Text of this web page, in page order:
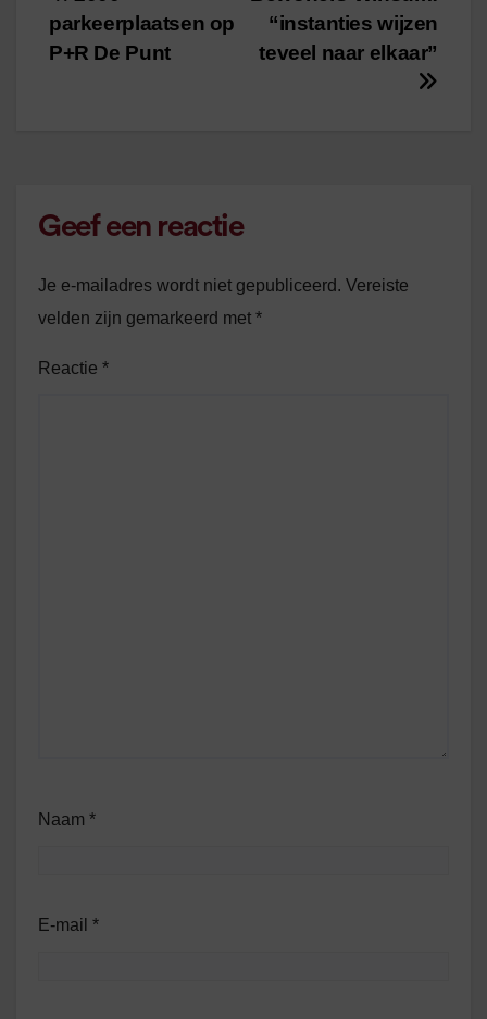
navigatie
“instanties wijzen
teveel naar elkaar”
parkeerplaatsen op
P+R De Punt
Geef een reactie
Je e-mailadres wordt niet gepubliceerd. Vereiste
velden zijn gemarkeerd met *
Reactie *
Naam *
E-mail *